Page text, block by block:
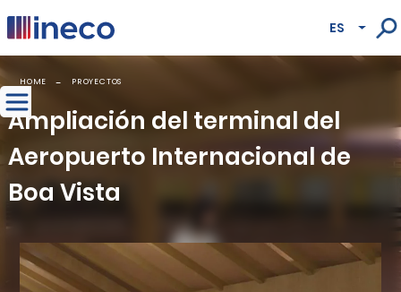
Pasar al contenido principal ES Lista
HOME PROYECTOS
Ampliación del terminal del
Aeropuerto Internacional de
Boa Vista